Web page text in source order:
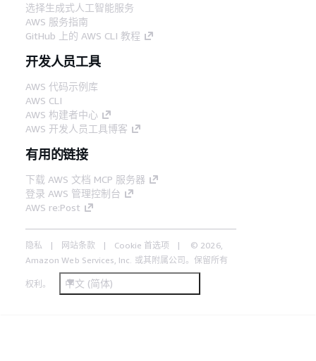
选择生成式人工智能服务
AWS 服务指南
GitHub 上的 AWS CLI 教程
开发人员工具
AWS 代码示例库
AWS CLI
AWS 构建者中心
AWS 开发人员工具博客
有用的链接
下载 AWS 文档 MCP 服务器
登录 AWS 管理控制台
AWS re:Post
隐私 网站条款 Cookie 首选项
© 2026,
Amazon Web Services, Inc. 或其附属公司。保留所有
权利。 中文 (简体)